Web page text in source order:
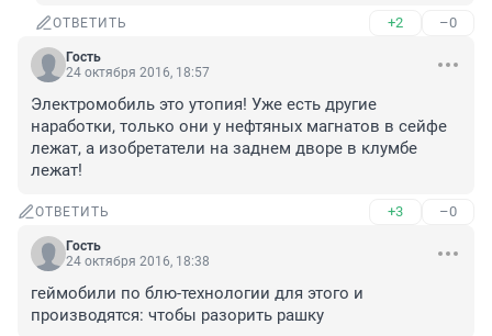
ОТВЕТИТЬ +2 –0
Гость
24 октября 2016, 18:57
Электромобиль это утопия! Уже есть другие
наработки, только они у нефтяных магнатов в сейфе
лежат, а изобретатели на заднем дворе в клумбе
лежат!
ОТВЕТИТЬ +3 –0
Гость
24 октября 2016, 18:38
геймобили по блю-технологии для этого и
производятся: чтобы разорить рашку